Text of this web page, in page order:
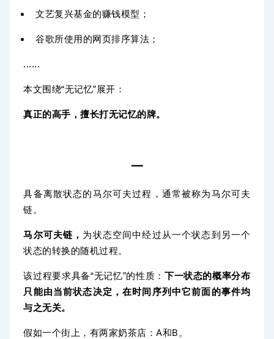
文艺复兴基金的赚钱模型；
谷歌所使用的网页排序算法；
......
本文围绕“无记忆”展开：
真正的高手，擅长打无记忆的牌。
一
具备离散状态的马尔可夫过程，通常被称为马尔可夫
链。
马尔可夫链， 为状态空间中经过从一个状态到另一个
状态的转换的随机过程。
该过程要求具备“无记忆”的性质： 下一状态的概率分布
只能由当前状态决定，在时间序列中它前面的事件均
与之无关。
假如一个街上，有两家奶茶店：A和B。